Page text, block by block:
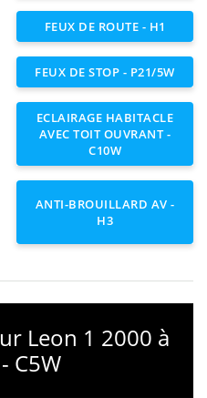
FEUX DE ROUTE - H1
FEUX DE STOP - P21/5W
ECLAIRAGE HABITACLE
AVEC TOIT OUVRANT -
C10W
ANTI-BROUILLARD AV -
H3
Leon 1 2000 à
C5W